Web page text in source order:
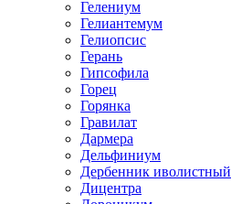
Гелениум
Гелиантемум
Гелиопсис
Герань
Гипсофила
Горец
Горянка
Гравилат
Дармера
Дельфиниум
Дербенник иволистный
Дицентра